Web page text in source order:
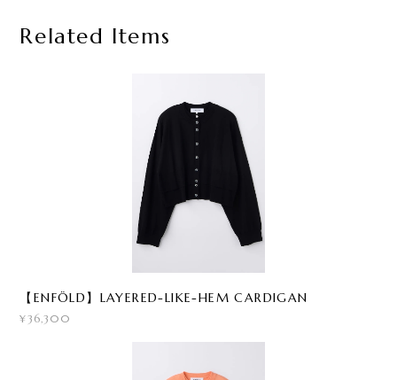
Related Items
【ENFÖLD】LAYERED-LIKE-HEM CARDIGAN
¥36,300